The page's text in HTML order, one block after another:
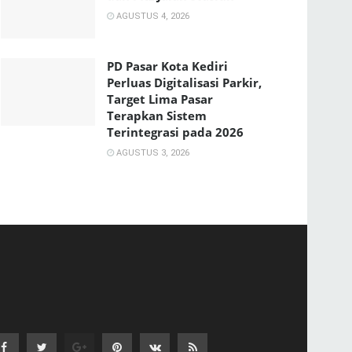
AGUSTUS 4, 2026
PD Pasar Kota Kediri
Perluas Digitalisasi Parkir,
Target Lima Pasar
Terapkan Sistem
Terintegrasi pada 2026
AGUSTUS 3, 2026